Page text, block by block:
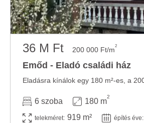
36 M Ft 200 000 Ft/m2
Emőd - Eladó családi ház
6 szoba 180 m
2
telekméret: 919 m² építés éve: